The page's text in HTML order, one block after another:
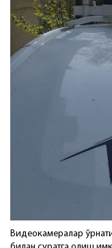
Видеокамералар